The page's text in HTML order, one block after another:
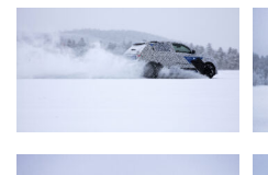
CONTACT